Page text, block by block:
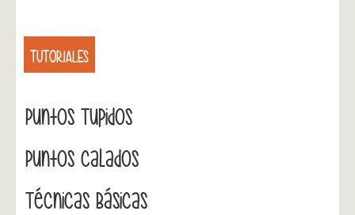
TUTORIALES
Puntos Tupidos
Puntos Calados
Técnicas Básicas